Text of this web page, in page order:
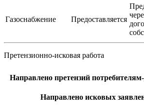
Газоснабжение Предоставляется
Претензионно-исковая работа
Направлено претензий
Направлено исковых